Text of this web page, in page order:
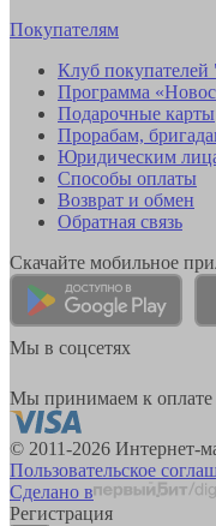
Покупателям
Клуб
Программа
Подарочные карты
Прорабам,
Юридическим
Способы оплаты
Возврат и обмен
Обратная связь
Скачайте мобильное
Мы в соцсетях
Мы принимаем к оплате
© 2011-2026 Интернет-
Пользовательское
Сделано в
Регистрация